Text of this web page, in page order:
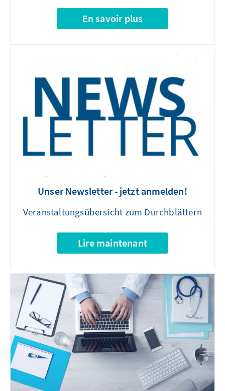
En savoir plus
Unser Newsletter - jetzt anmelden!
Veranstaltungsübersicht zum Durchblättern
Lire maintenant